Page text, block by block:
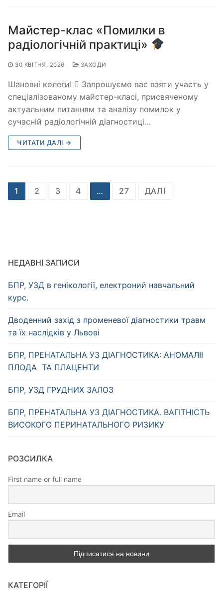
Майстер-клас «Помилки в
радіологічній практиці»
30 КВІТНЯ, 2026 ЗАХОДИ
Шановні колеги!  Запрошуємо вас взяти участь у
спеціалізованому майстер-класі, присвяченому
актуальним питанням та аналізу помилок у
сучасній радіологічній діагностиці…
ЧИТАТИ ДАЛІ →
Пагінація
1 2 3 4 … 27 ДАЛІ
НЕДАВНІ ЗАПИСИ
БПР, УЗД в генікології, електроний навчальний
курс.
Дводенний захід з променевої діагностики травм
та їх наслідків у Львові
БПР, ПРЕНАТАЛЬНА УЗ ДІАГНОСТИКА: АНОМАЛІІ
ПЛОДА ТА ПЛАЦЕНТИ
БПР, УЗД ГРУДНИХ ЗАЛОЗ
БПР, ПРЕНАТАЛЬНА УЗ ДІАГНОСТИКА. ВАГІТНІСТЬ
ВИСОКОГО ПЕРИНАТАЛЬНОГО РИЗИКУ
РОЗСИЛКА
First name or full name
Email
КАТЕГОРІЇ